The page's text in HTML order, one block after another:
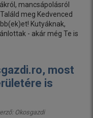
mancsápolásról
meg Kedvenced
Kutyáknak,
- akár még Te is
most
is
Okosgazdi